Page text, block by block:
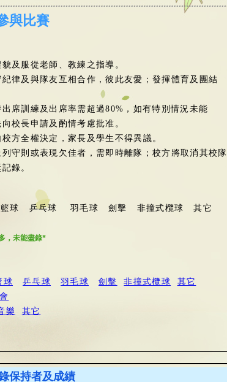
與比賽
及服從老師、教練之指導。
律及與隊友互相合作，彼此友愛；發揮體育及團結
席訓練及出席率需超過80%，如有特別情況未能
校長申請及酌情考慮批准。
方全權決定，家長及學生不得異議。
守則或表現欠佳者，需即時離隊；校方將取消其校隊
錄。
球 乒乓球 羽毛球 劍擊 非撞式欖球 其它
，未能盡錄*
球 乒乓球 羽毛球 劍擊 非撞式欖球
其它
樂 其它
保持者及成績